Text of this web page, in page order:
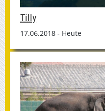
Tilly
17.06.2018 - Heute